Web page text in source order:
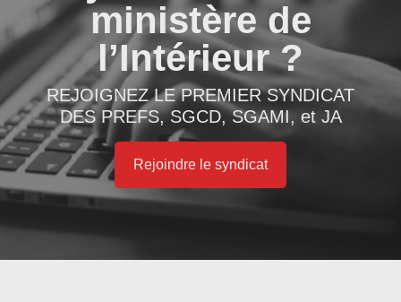
ministère de
l’Intérieur ?
REJOIGNEZ LE PREMIER SYNDICAT
DES PREFS, SGCD, SGAMI, et JA
Rejoindre le syndicat